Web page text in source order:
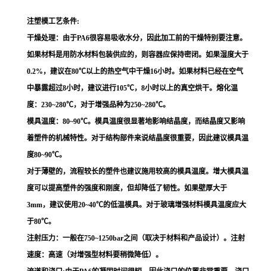
注塑模工艺条件:
干燥处理：由于PA6很容易吸收水分，因此加工前的干燥特别要注意。
如果材料是用防水材料包装供应的，则容器应保持密闭。如果湿度大于
0.2%，建议在80℃以上的热空气中干燥16小时。如果材料已经在空气
中暴露超过8小时，建议进行105℃，8小时以上的真空烘干。熔化温
度：230~280℃，对于增强品种为250~280℃。
模具温度：80~90℃。模具温度很显著地影响结晶度，而结晶度又影响
着塑件的机械特性。对于结构部件来说结晶度很重要，因此建议模具温
度80~90℃。
对于薄壁的，流程较长的塑件也建议施用较高的模具温度。增大模具温
度可以提高塑件的强度和刚度，但却降低了韧性。如果壁厚大于
3mm，建议使用20~40℃的低温模具。对于玻璃增强材料模具温度应大
于80℃。
注射压力：一般在750~1250bar之间（取决于材料和产品设计）。注射
速度：高速（对增强型材料要稍微降低）。